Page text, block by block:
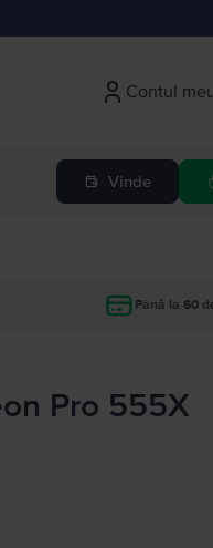
Contul
Vinde
Până la 60
Pro 555X